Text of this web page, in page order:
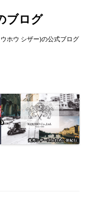
ブログ
ホウ シザー)の公式ブログ